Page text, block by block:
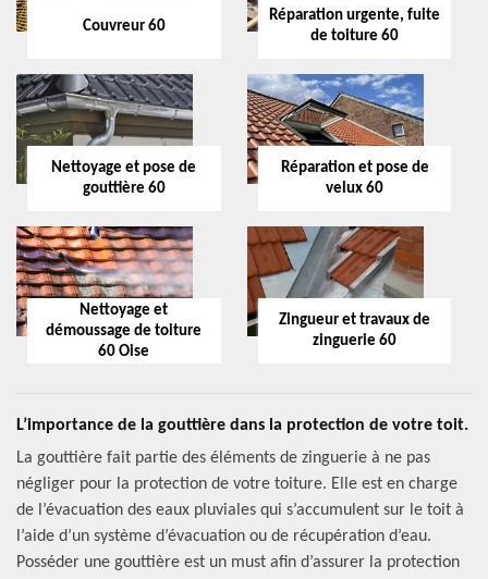
Couvreur 60
Réparation urgente, fuite
de toiture 60
Nettoyage et pose de
gouttière 60
Réparation et pose de
velux 60
Nettoyage et
démoussage de toiture
60 Oise
Zingueur et travaux de
zinguerie 60
L’importance de la gouttière dans la protection de votre toit.
La gouttière fait partie des éléments de zinguerie à ne pas
négliger pour la protection de votre toiture. Elle est en charge
de l’évacuation des eaux pluviales qui s’accumulent sur le toit à
l’aide d’un système d’évacuation ou de récupération d’eau.
Posséder une gouttière est un must afin d’assurer la protection